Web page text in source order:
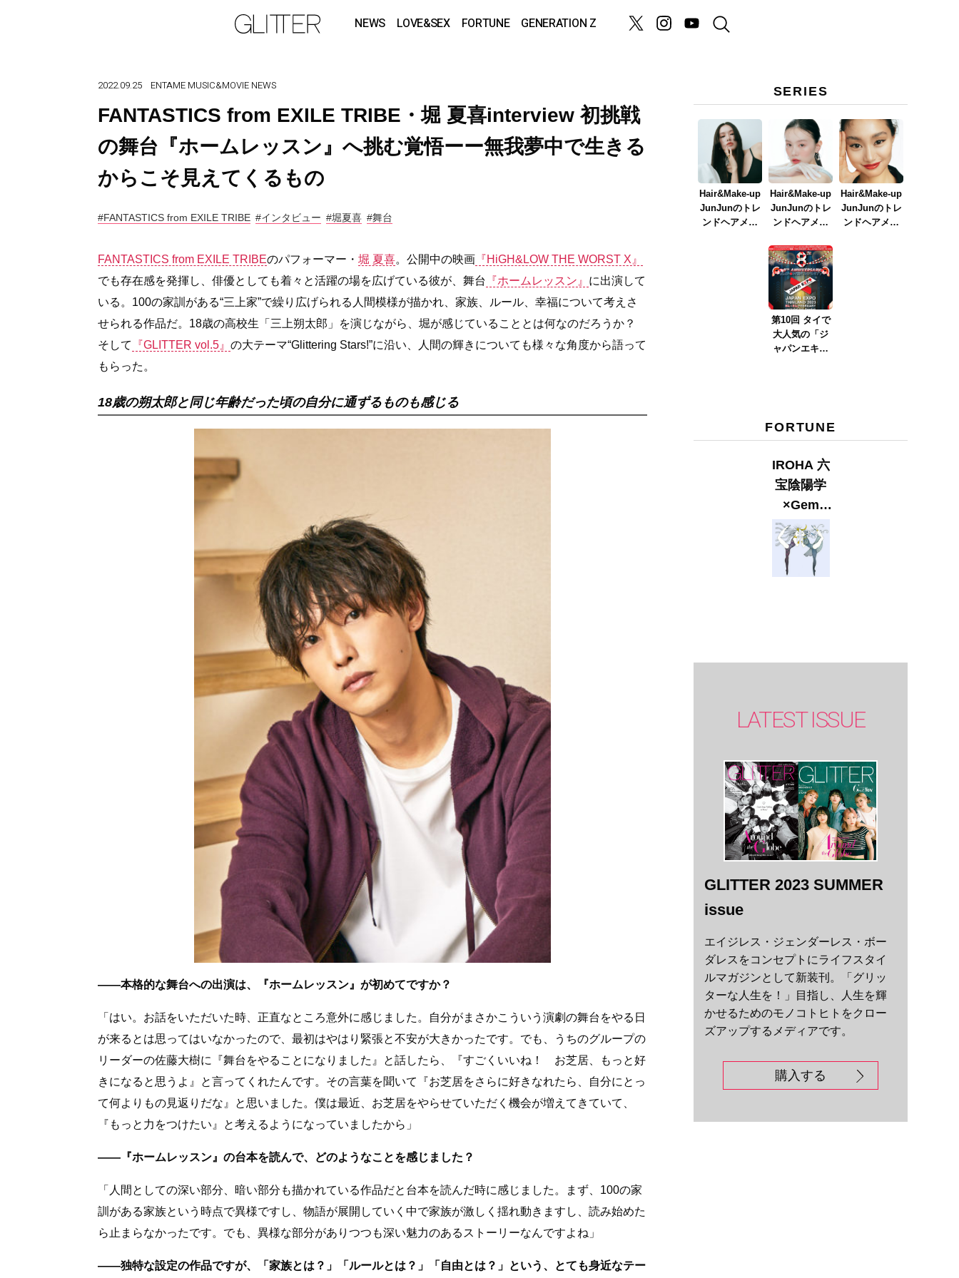
NEWS LOVE&SEX FORTUNE GENERATION Z
2022.09.25 ENTAME MUSIC&MOVIE NEWS
FANTASTICS from EXILE TRIBE・堀 夏喜interview 初挑戦
の舞台『ホームレッスン』へ挑む覚悟ーー無我夢中で生きる
からこそ見えてくるもの
#FANTASTICS from EXILE TRIBE #インタビュー #堀夏喜 #舞台
FANTASTICS from EXILE TRIBEのパフォーマー・ 堀 夏喜。公開中の映画 『HiGH&LOW THE WORST X』
でも存在感を発揮し、俳優としても着々と活躍の場を広げている彼が、舞台
『ホームレッスン』 に出演して
いる。100の家訓がある“三上家”で繰り広げられる人間模様が描かれ、家族、ルール、幸福について考えさ
せられる作品だ。18歳の高校生「三上朔太郎」を演じながら、堀が感じていることとは何なのだろうか？
そして
『GLITTER vol.5』 の大テーマ“Glittering Stars!”に沿い、人間の輝きについても様々な角度から語って
もらった。
18歳の朔太郎と同じ年齢だった頃の自分に通ずるものも感じる
――本格的な舞台への出演は、『ホームレッスン』が初めてですか？
「はい。お話をいただいた時、正直なところ意外に感じました。自分がまさかこういう演劇の舞台をやる日
が来るとは思ってはいなかったので、最初はやはり緊張と不安が大きかったです。でも、うちのグループの
リーダーの佐藤大樹に『舞台をやることになりました』と話したら、『すごくいいね！ お芝居、もっと好
きになると思うよ』と言ってくれたんです。その言葉を聞いて『お芝居をさらに好きなれたら、自分にとっ
て何よりもの見返りだな』と思いました。僕は最近、お芝居をやらせていただく機会が増えてきていて、
『もっと力をつけたい』と考えるようになっていましたから」
――『ホームレッスン』の台本を読んで、どのようなことを感じました？
「人間としての深い部分、暗い部分も描かれている作品だと台本を読んだ時に感じました。まず、100の家
訓がある家族という時点で異様ですし、物語が展開していく中で家族が激しく揺れ動きますし、読み始めた
ら止まらなかったです。でも、異様な部分がありつつも深い魅力のあるストーリーなんですよね」
――独特な設定の作品ですが、「家族とは？」「ルールとは？」「自由とは？」という、とても身近なテー
SERIES
Hair&Make-up
JunJunのトレ
ンドヘアメイ
Hair&Make-up
JunJunのトレ
ンドヘアメイ
イク
ver.2023』
Hair&Make-up
JunJunのトレ
ンドヘアメイ
第10回 タイで
大人気の「ジ
ャパンエキス
FORTUNE
IROHA 六
宝陰陽学
×Gem
Muse
【GLITTER
2023
LATEST ISSUE
GLITTER 2023 SUMMER
issue
エイジレス・ジェンダーレス・ボー
ダレスをコンセプトにライフスタイ
ルマガジンとして新装刊。「グリッ
ターな人生を！」目指し、人生を輝
かせるためのモノコトヒトをクロー
ズアップするメディアです。
購入する